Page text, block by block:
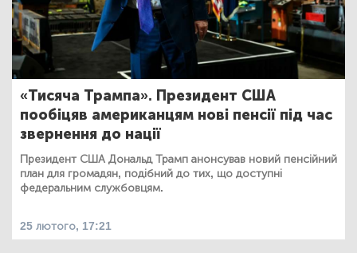
«Тисяча Трампа». Президент США
пообіцяв американцям нові пенсії під час
звернення до нації
Президент США Дональд Трамп анонсував новий пенсійний
план для громадян, подібний до тих, що доступні
федеральним службовцям.
25 лютого, 17:21